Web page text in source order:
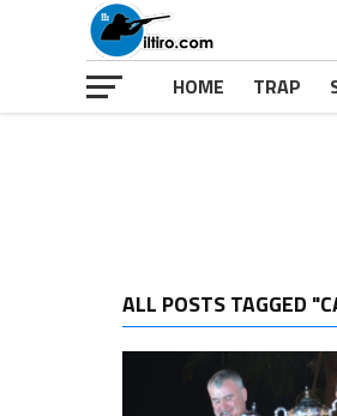
HOME TRAP
ALL POSTS TAGGED